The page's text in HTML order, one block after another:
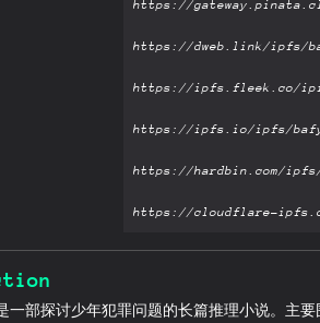
一部探讨少年犯罪问题的长篇推理小说。主